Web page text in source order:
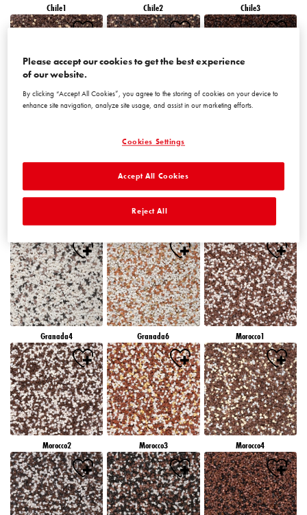
Chile1 Chile2 Chile3
Granada1 Granada2 Granada3
Granada4 Granada6 Morocco1
Morocco2 Morocco3 Morocco4
Please accept our cookies to get the best experience
of our website.
By clicking “Accept All Cookies”, you agree to the storing of cookies on your device to
enhance site navigation, analyze site usage, and assist in our marketing efforts.
Cookies Settings
Reject All
Accept All Cookies